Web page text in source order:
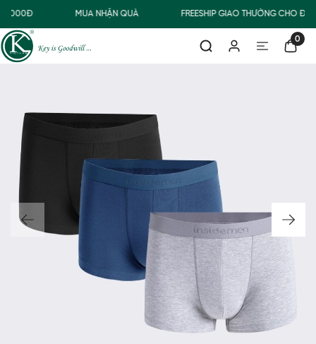
MUA NHẬN QUÀ FREESHIP GIAO THƯỜNG CHO
0